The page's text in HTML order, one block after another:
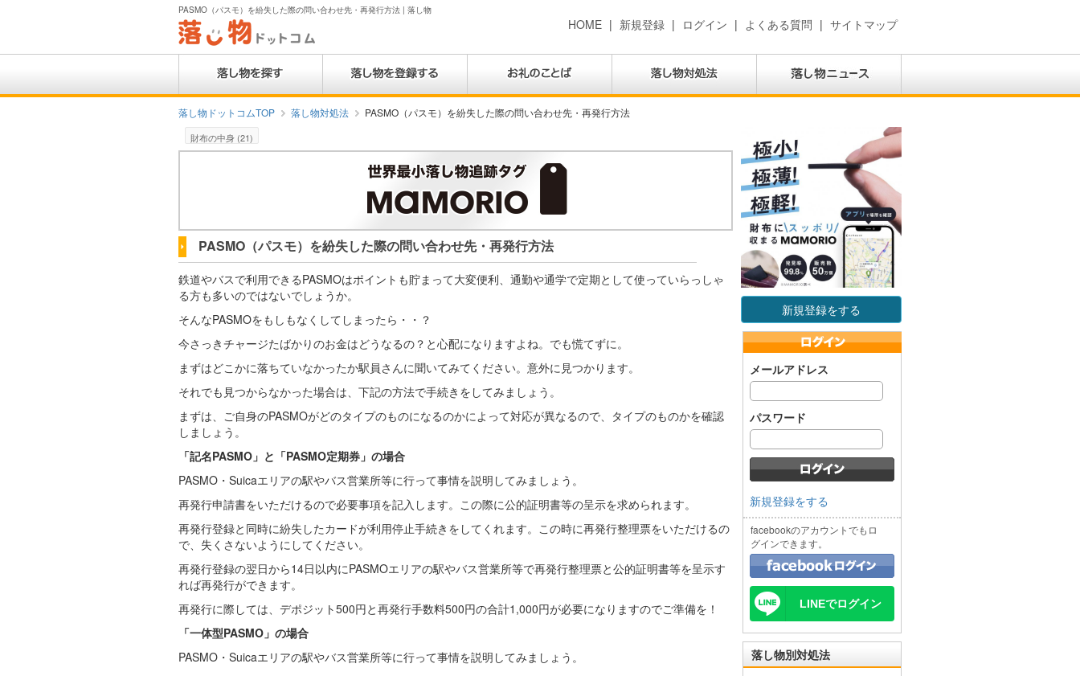
PASMO（パスモ）を紛失した際の問い合わせ先・再発行方法 | 落し物
HOME | 新規登録 | ログイン | よくある質問 | サイトマップ
落し物ドットコムTOP 落し物対処法 PASMO（パスモ）を紛失した際の問い合わせ先・再発行方法
財布の中身 (21)
新規登録をする
メールアドレス
パスワード
新規登録をする
facebookのアカウントでもロ
グインできます。
LINEでログイン
落し物別対処法
PASMO（パスモ）を紛失した際の問い合わせ先・再発行方法
鉄道やバスで利用できるPASMOはポイントも貯まって大変便利、通勤や通学で定期として使っていらっしゃ
る方も多いのではないでしょうか。
そんなPASMOをもしもなくしてしまったら・・？
今さっきチャージたばかりのお金はどうなるの？と心配になりますよね。でも慌てずに。
まずはどこかに落ちていなかったか駅員さんに聞いてみてください。意外に見つかります。
それでも見つからなかった場合は、下記の方法で手続きをしてみましょう。
まずは、ご自身のPASMOがどのタイプのものになるのかによって対応が異なるので、タイプのものかを確認
しましょう。
「記名PASMO」と「PASMO定期券」の場合
PASMO・Suicaエリアの駅やバス営業所等に行って事情を説明してみましょう。
再発行申請書をいただけるので必要事項を記入します。この際に公的証明書等の呈示を求められます。
再発行登録と同時に紛失したカードが利用停止手続きをしてくれます。この時に再発行整理票をいただけるの
で、失くさないようにしてください。
再発行登録の翌日から14日以内にPASMOエリアの駅やバス営業所等で再発行整理票と公的証明書等を呈示す
れば再発行ができます。
再発行に際しては、デポジット500円と再発行手数料500円の合計1,000円が必要になりますのでご準備を！
「一体型PASMO」の場合
PASMO・Suicaエリアの駅やバス営業所等に行って事情を説明してみましょう。